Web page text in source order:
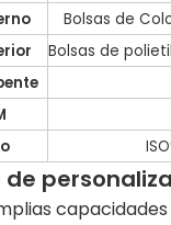
Bolsas de
Bolsas de
de